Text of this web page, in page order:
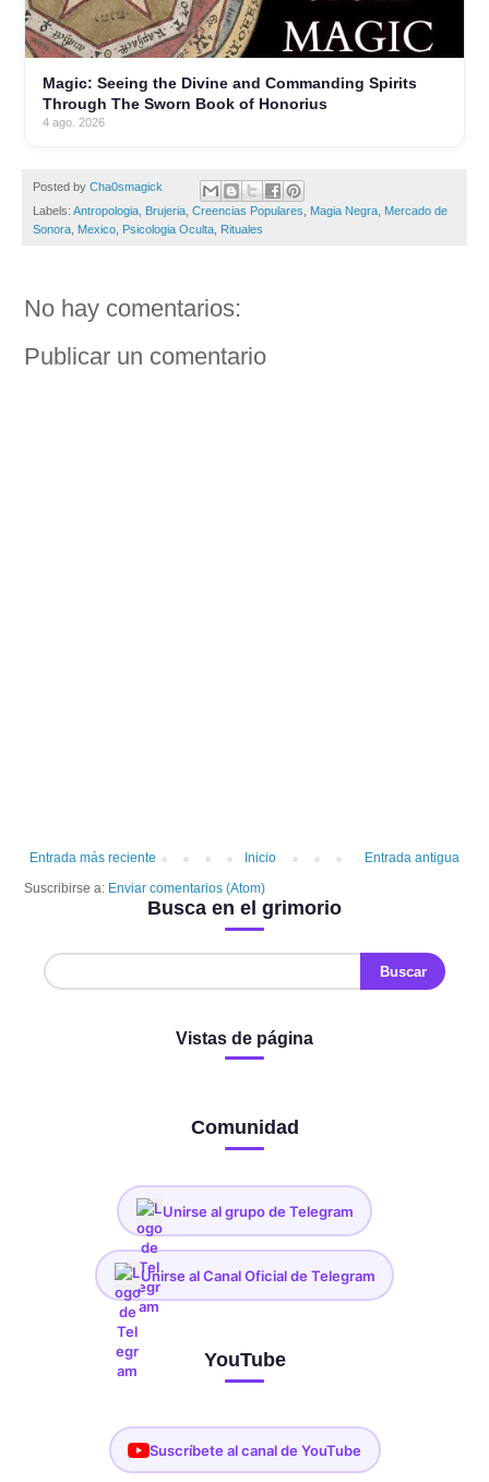
Magic: Seeing the Divine and Commanding Spirits
Through The Sworn Book of Honorius
4 ago. 2026
Posted by Cha0smagick
Labels: Antropologia Brujeria Creencias Populares Magia Negra Mercado de
Sonora Mexico Psicologia Oculta Rituales
No hay comentarios:
Publicar un comentario
Entrada más reciente Entrada antigua
Inicio
Suscribirse a: Enviar comentarios (Atom)
Busca en el grimorio
Vistas de página
Comunidad
Unirse al grupo de Telegram
Unirse al Canal Oficial de Telegram
YouTube
Suscríbete al canal de YouTube